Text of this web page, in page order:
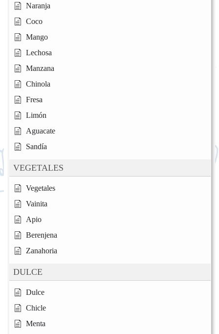
Naranja
Coco
Mango
Lechosa
Manzana
Chinola
Fresa
Limón
Aguacate
Sandía
VEGETALES
Vegetales
Vainita
Apio
Berenjena
Zanahoria
DULCE
Dulce
Chicle
Menta